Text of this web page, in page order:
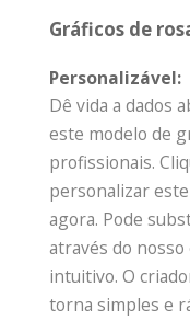
Gráficos de
Personalizável:
Dê vida a dados
este modelo de
profissionais.
personalizar
agora. Pode
através do
intuitivo. O
torna simples e